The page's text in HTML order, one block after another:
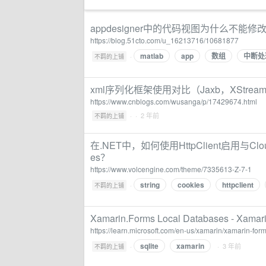
appdesigner中的代码视图为什么不能修
https://blog.51cto.com/u_16213716/10681877
不羁的上铺 · matlab app 数组 中断
xml序列化框架使用对比（Jaxb，
https://www.cnblogs.com/wusanga/p/17429674.html
不羁的上铺 · · 2 年前
在.NET中，如何使用HttpClient启用与
es？
https://www.volcengine.com/theme/7335613-Z-7-1
不羁的上铺 · string cookies httpclient
Xamarin.Forms Local Databases -
https://learn.microsoft.com/en-us/xamarin/xamarin-
不羁的上铺 · sqlite xamarin · 3 年前